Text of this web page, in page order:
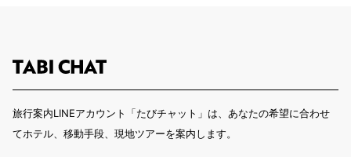
旅行案内LINEアカウント「たびチャット」は、あなたの希望に合わせ
てホテル、移動手段、現地ツアーを案内します。